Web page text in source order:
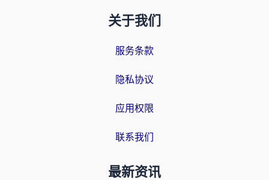
关于我们
服务条款
隐私协议
应用权限
联系我们
最新资讯